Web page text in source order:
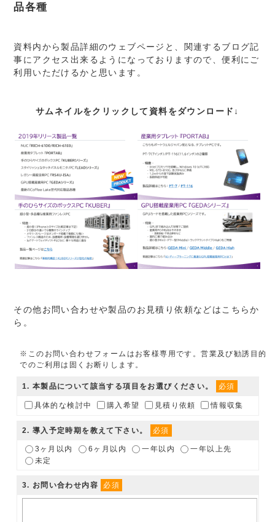
品各種
資料内から製品詳細のウェブページと、関連するブログ記
事にアクセス出来るようになっておりますので、便利にご
利用いただけるかと思います。
サムネイルをクリックして資料をダウンロード↓
その他お問い合わせや製品のお見積り依頼などはこちらか
ら。
※このお問い合わせフォームはお客様専用です。営業及び勧誘目的
でのご利用は固くお断りします。
1. 本製品について該当する項目をお選びください。 必須
具体的な検討中 購入希望 見積り依頼 情報収集
2. 導入予定時期を教えて下さい。 必須
3ヶ月以内 6ヶ月以内 一年以内
一年以上先
未定
3. お問い合わせ内容 必須